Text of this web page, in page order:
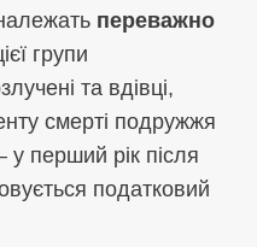
переважно
групи
та вдівці,
смерті подружжя
перший рік після
податковий